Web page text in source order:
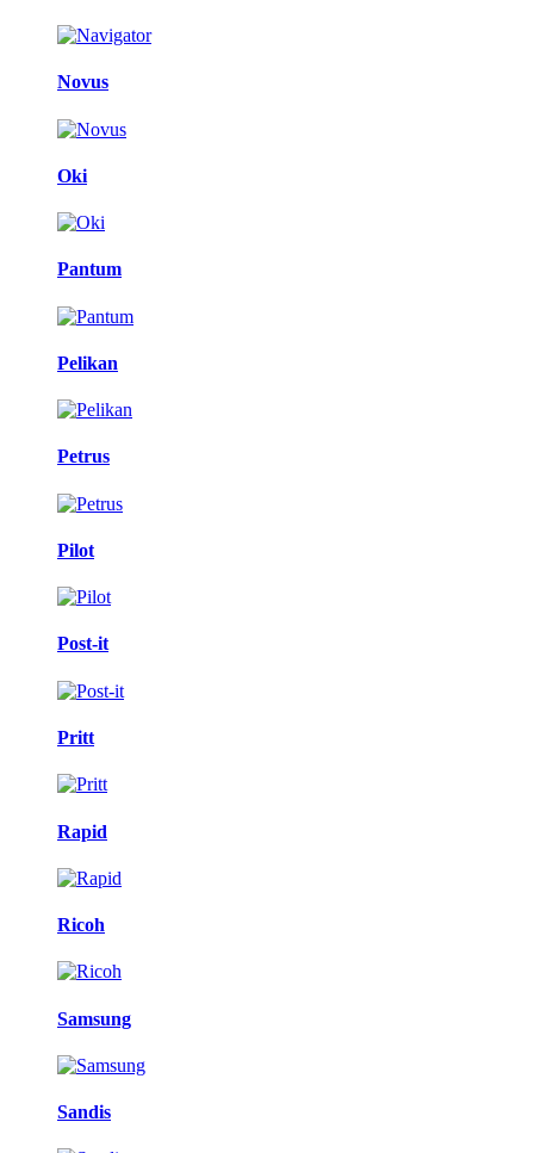
Novus
Oki
Pantum
Pelikan
Petrus
Pilot
Post-it
Pritt
Rapid
Ricoh
Samsung
Sandis